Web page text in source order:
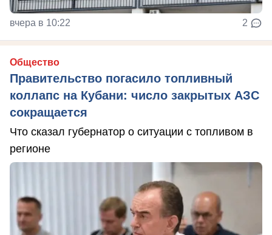
вчера в 10:22 2
Общество
Правительство погасило топливный
коллапс на Кубани: число закрытых АЗС
сокращается
Что сказал губернатор о ситуации с топливом в
регионе